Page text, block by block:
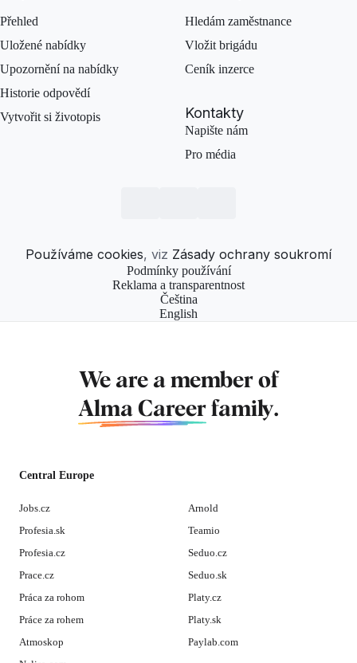
Přehled
Uložené nabídky
Upozornění na nabídky
Historie odpovědí
Vytvořit si životopis
Hledám zaměstnance
Vložit brigádu
Ceník inzerce
Kontakty
Napište nám
Pro média
Používáme cookies, viz Zásady ochrany soukromí
Podmínky používání
Reklama a transparentnost
Čeština
English
We are a member of
Alma Career family.
Central Europe
Jobs.cz
Profesia.sk
Profesia.cz
Prace.cz
Práca za rohom
Práce za rohem
Atmoskop
Arnold
Teamio
Seduo.cz
Seduo.sk
Platy.cz
Platy.sk
Paylab.com